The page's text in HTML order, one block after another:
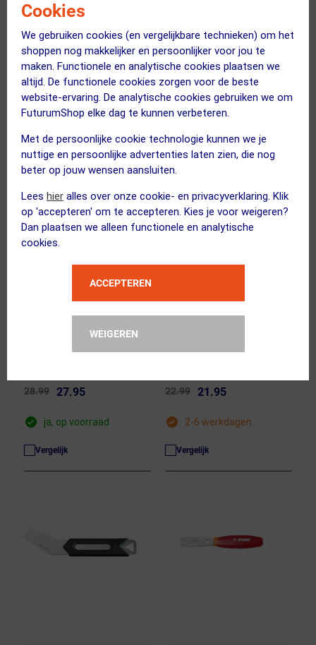
Cookies
We gebruiken cookies (en vergelijkbare technieken) om het
shoppen nog makkelijker en persoonlijker voor jou te
maken. Functionele en analytische cookies plaatsen we
altijd. De functionele cookies zorgen voor de beste
website-ervaring. De analytische cookies gebruiken we om
FuturumShop elke dag te kunnen verbeteren.
Met de persoonlijke cookie technologie kunnen we je
nuttige en persoonlijke advertenties laten zien, die nog
beter op jouw wensen aansluiten.
Lees hier alles over onze cookie- en privacyverklaring. Klik
op 'accepteren' om te accepteren. Kies je voor weigeren?
Dan plaatsen we alleen functionele en analytische
cookies.
ACCEPTEREN
WEIGEREN
BBB CYCLING
Remklauwrichter Zwart
12.95 11.95
ja, op voorraad
65.99
2-6 werkdagen
Schijfremtool Richter
28.99 27.95
ja, op voorraad
Vergelijk
Piston Lever Discbrake
22.99 21.95
2-6 werkdagen
Vergelijk